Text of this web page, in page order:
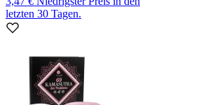
letzten 30 Tagen.